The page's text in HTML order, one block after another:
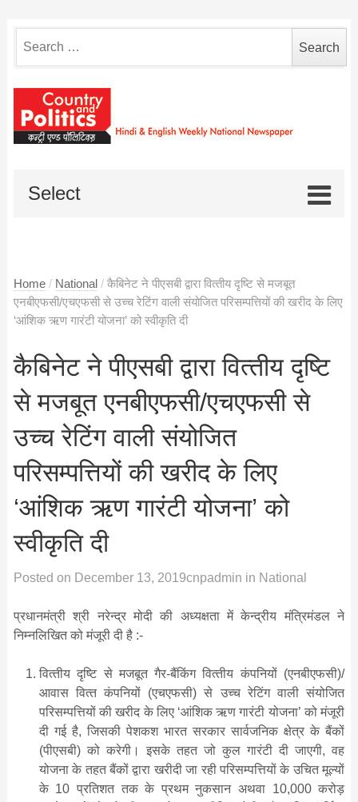
for:
Select
Home / National / कैबिनेट ने पीएसबी द्वारा वित्‍तीय दृष्टि से मजबूत
एनबीएफसी/एचएफसी से उच्‍च रेटिंग वाली संयोजित परिसम्‍पत्तियों की खरीद के लिए
‘आंशिक ऋण गारंटी योजना’ को स्‍वीकृति दी
कैबिनेट ने पीएसबी द्वारा वित्‍तीय दृष्टि
से मजबूत एनबीएफसी/एचएफसी से
उच्‍च रेटिंग वाली संयोजित
परिसम्‍पत्तियों की खरीद के लिए
‘आंशिक ऋण गारंटी योजना’ को
स्‍वीकृति दी
Posted on December 13, 2019cnpadmin in National
प्रधानमंत्री श्री नरेन्‍द्र मोदी की अध्‍यक्षता में केन्‍द्रीय मंत्रिमंडल ने
निम्‍नलिखित को मंजूरी दी है :-
वित्‍तीय दृष्टि से मजबूत गैर-बैंकिंग वित्‍तीय कंपनियों (एनबीएफसी)/
आवास वित्‍त कंपनियों (एचएफसी) से उच्‍च रेटिंग वाली संयोजित
परिसम्‍पत्तियों की खरीद के लिए ‘आंशिक ऋण गारंटी योजना’ को मंजूरी
दी गई है, जिसकी पेशकश भारत सरकार सार्वजनिक क्षेत्र के बैंकों
(पीएसबी) को करेगी। इसके तहत जो कुल गारंटी दी जाएगी, वह
योजना के तहत बैंकों द्वारा खरीदी जा रही परिसम्‍पत्तियों के उचित मूल्‍यों
के 10 प्रतिशत तक के प्रथम नुकसान अथवा 10,000 करोड़